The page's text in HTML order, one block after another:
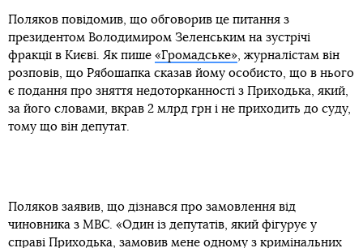
Поляков повідомив, що обговорив це питання з
президентом Володимиром Зеленським на зустрічі
фракції в Києві. Як пише «Громадське» , журналістам він
розповів, що Рябошапка сказав йому особисто, що в нього
є подання про зняття недоторканності з Приходька, який,
за його словами, вкрав 2 млрд грн і не приходить до суду,
тому що він депутат.
Поляков заявив, що дізнався про замовлення від
чиновника з МВС. «Один із депутатів, який фігурує у
справі Приходька, замовив мене одному з кримінальних